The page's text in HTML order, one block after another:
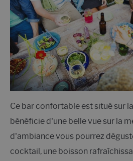
Ce bar confortable est situé sur
bénéficie d'une belle vue sur la
d'ambiance vous pourrez
cocktail, une boisson